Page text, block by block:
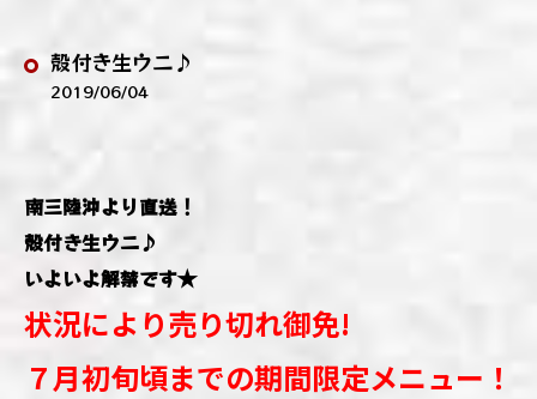
殻付き生ウニ♪
2019/06/04
南三陸沖より直送！
殻付き生ウニ♪
いよいよ解禁です★
状況により売り切れ御免!
７月初旬頃までの期間限定メニュー！